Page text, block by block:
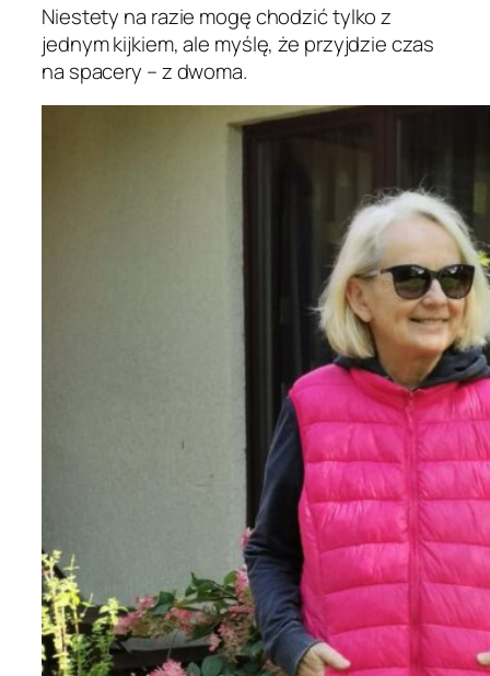
Niestety na razie mogę chodzić tylko z
jednym kijkiem, ale myślę, że przyjdzie czas
na spacery – z dwoma.